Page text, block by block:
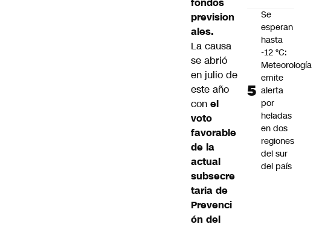
prevision
ales.
La causa
se abrió
en julio de
este año
con el
voto
favorable
de la
actual
subsecre
taria de
Prevenci
ón del
Se
esperan
hasta
-12 °C:
Meteorología
emite
alerta
por
heladas
en dos
regiones
del sur
del país